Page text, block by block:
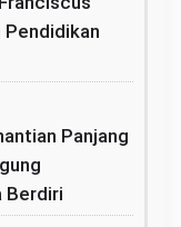
Pendidikan
Panjang
Berdiri